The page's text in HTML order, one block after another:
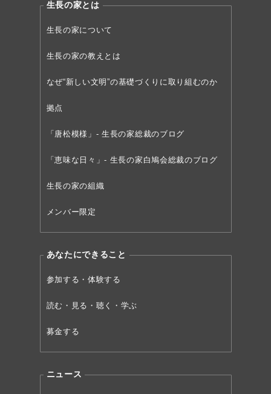
生長の家とは
生長の家について
生長の家の教えとは
なぜ“新しい文明”の基礎づくりに取り組むのか
拠点
「唐松模様」- 生長の家総裁のブログ
「恵味な日々」- 生長の家白鳩会総裁のブログ
生長の家の組織
メンバー限定
あなたにできること
参加する・体験する
読む・見る・聴く・学ぶ
募金する
ニュース